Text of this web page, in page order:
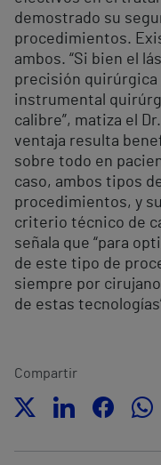
demostrado su
procedimientos.
ambos. “Si bien el
precisión quirúrgica
instrumental
calibre”, matiza el
ventaja resulta
sobre todo en
caso, ambos tipos
procedimientos, y
criterio técnico de
señala que “para
de este tipo de
siempre por
de estas
Compartir